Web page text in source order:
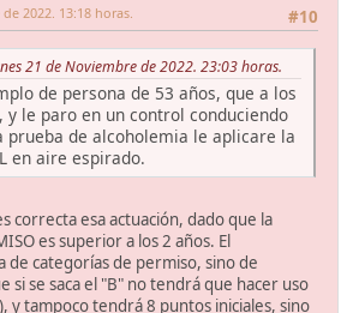
#10
2022. 13:18 horas.
21 de Noviembre de 2022. 23:03 horas.
de persona de 53 años, que a los
y le paro en un control conduciendo
prueba de alcoholemia le aplicare la
en aire espirado.
correcta esa actuación, dado que la
es superior a los 2 años. El
de categorías de permiso, sino de
si se saca el "B" no tendrá que hacer uso
y tampoco tendrá 8 puntos iniciales, sino